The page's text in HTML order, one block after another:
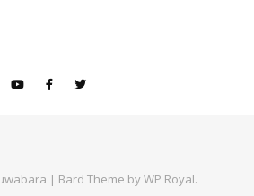
| Bard Theme byWP Royal.